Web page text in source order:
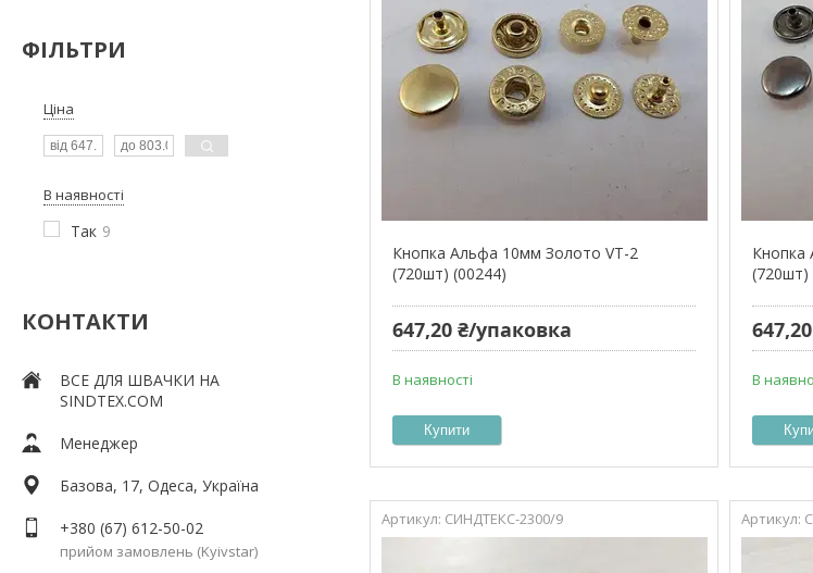
ФІЛЬТРИ
Ціна
В наявності
Так 9
КОНТАКТИ
ВСЕ ДЛЯ ШВАЧКИ НА
SINDTEX.COM
Менеджер
Базова, 17, Одеса, Україна
+380 (67) 612-50-02
прийом замовлень (Kyivstar)
Кнопка Альфа 10мм Золото VT-2
(720шт) (00244)
647,20 ₴/упаковка
В наявності
Купити
Кнопка
(720шт)
В
СИНДТЕКС-2300/9